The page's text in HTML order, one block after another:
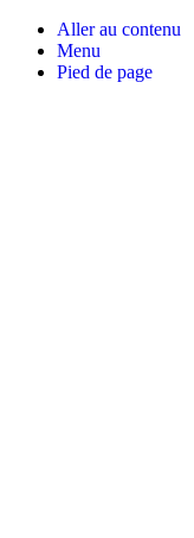
Aller au contenu
Menu
Pied de page